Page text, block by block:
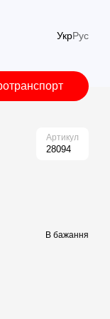
УкрРус
Артикул
28094
В бажання